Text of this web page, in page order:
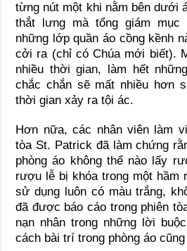
từng nút một khi nằm bên dưới
thắt lưng mà tổng giám mục
những lớp quần áo cồng kềnh
cởi ra (chỉ có Chúa mới biết).
nhiều thời gian, làm hết
chắc chắn sẽ mất nhiều hơn
thời gian xảy ra tội ác.
Hơn nữa, các nhân viên làm
tòa St. Patrick đã làm chứng
phòng áo không thể nào lấy
rượu lễ bị khóa trong một
sử dụng luôn có màu trắng,
đã được báo cáo trong phiên
nạn nhân trong những lời
cách bài trí trong phòng áo